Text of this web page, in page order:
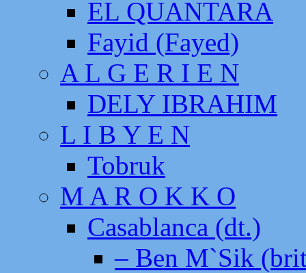
EL QUANTARA
Fayid (Fayed)
A L G E R I E N
DELY IBRAHIM
L I B Y E N
Tobruk
M A R O K K O
Casablanca (dt.)
– Ben M`Sik